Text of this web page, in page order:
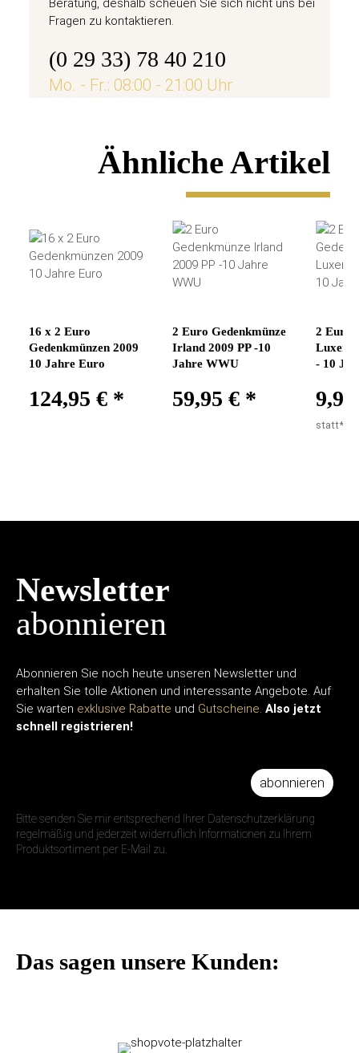
Fragen zu kontaktieren.
(0 29 33) 78 40 210
Mo. - Fr.: 08:00 - 21:00 Uhr
Ähnliche Artikel
16 x 2 Euro
Gedenkmünzen 2009
10 Jahre Euro
124,95 € *
2 Euro Gedenkmünze
Irland 2009 PP -10
Jahre WWU
59,95 € *
2 Euro
- 10
statt*:
Newsletter
abonnieren
Abonnieren Sie noch heute unseren Newsletter und
erhalten Sie tolle Aktionen und interessante Angebote. Auf
Sie warten exklusive Rabatte und Gutscheine. Also jetzt
schnell registrieren!
abonnieren
Bitte senden Sie mir entsprechend Ihrer Datenschutzerklärung
regelmäßig und jederzeit widerruflich Informationen zu Ihrem
Produktsortiment per E-Mail zu.
Das sagen unsere Kunden: